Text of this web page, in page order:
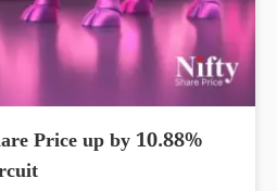
Price up by 10.88%